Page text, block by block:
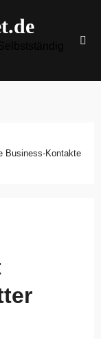
Business-Kontakte